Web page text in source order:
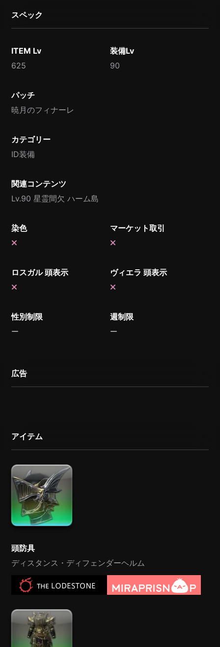
スペック
ITEM Lv
625
装備Lv
90
パッチ
暁月のフィナーレ
カテゴリー
ID装備
関連コンテンツ
Lv.90 星霊間欠 ハーム島
染色 マーケット取引
ロスガル 頭表示 ヴィエラ 頭表示
性別制限 週制限
広告
アイテム
頭防具
ディスタンス・ディフェンダーヘルム